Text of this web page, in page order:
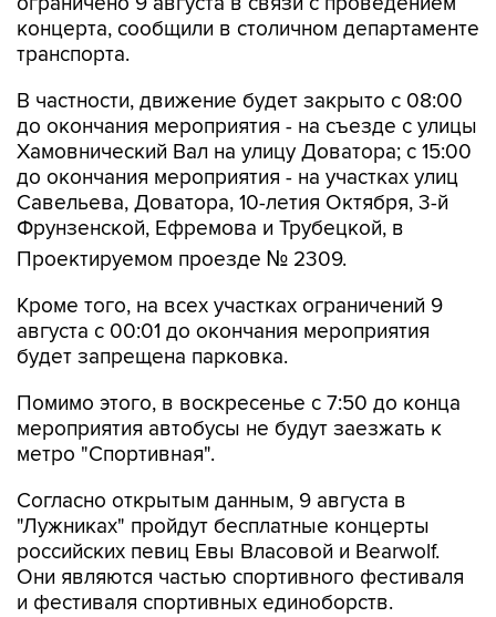
концерта, сообщили в столичном департаменте
транспорта.
В частности, движение будет закрыто с 08:00
до окончания мероприятия - на съезде с улицы
Хамовнический Вал на улицу Доватора; с 15:00
до окончания мероприятия - на участках улиц
Савельева, Доватора, 10-летия Октября, 3-й
Фрунзенской, Ефремова и Трубецкой, в
Проектируемом проезде № 2309.
Кроме того, на всех участках ограничений 9
августа с 00:01 до окончания мероприятия
будет запрещена парковка.
Помимо этого, в воскресенье с 7:50 до конца
мероприятия автобусы не будут заезжать к
метро "Спортивная".
Согласно открытым данным, 9 августа в
"Лужниках" пройдут бесплатные концерты
российских певиц Евы Власовой и Bearwolf.
Они являются частью спортивного фестиваля
и фестиваля спортивных единоборств.